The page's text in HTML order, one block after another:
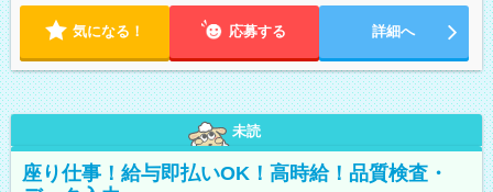
18:00 などのように、自由な働き方が可能なお仕事です！
気になる！ 応募する 詳細へ
未読
座り仕事！給与即払いOK！高時給！品質検査・